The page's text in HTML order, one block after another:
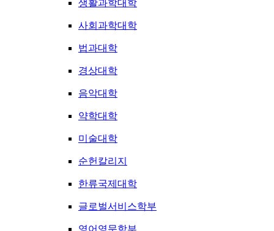
생활과학대학
사회과학대학
법과대학
경상대학
음악대학
약학대학
미술대학
순헌칼리지
한류국제대학
글로벌서비스학부